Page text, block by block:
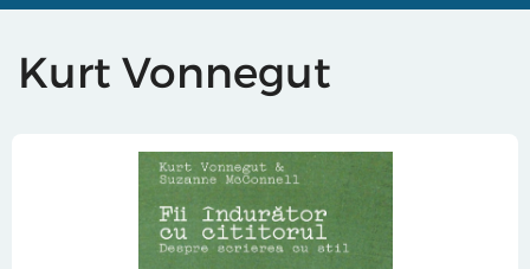
Kurt Vonnegut